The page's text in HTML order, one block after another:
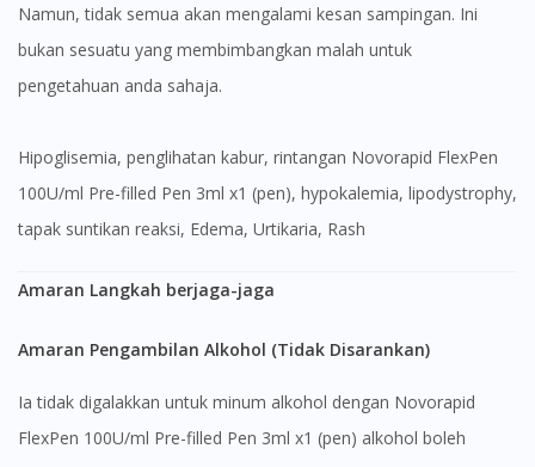
Namun, tidak semua akan mengalami kesan sampingan. Ini
bukan sesuatu yang membimbangkan malah untuk
pengetahuan anda sahaja.
Hipoglisemia, penglihatan kabur, rintangan Novorapid FlexPen
100U/ml Pre-filled Pen 3ml x1 (pen), hypokalemia, lipodystrophy,
tapak suntikan reaksi, Edema, Urtikaria, Rash
Amaran Langkah berjaga-jaga
Amaran Pengambilan Alkohol (Tidak Disarankan)
Ia tidak digalakkan untuk minum alkohol dengan Novorapid
FlexPen 100U/ml Pre-filled Pen 3ml x1 (pen) alkohol boleh